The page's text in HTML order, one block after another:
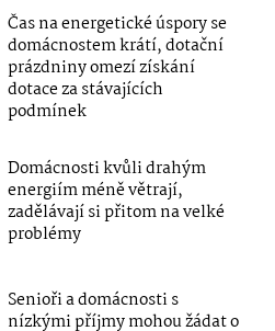
Čas na energetické úspory se
domácnostem krátí, dotační
prázdniny omezí získání
dotace za stávajících
podmínek
Domácnosti kvůli drahým
energiím méně větrají,
zadělávají si přitom na velké
problémy
Senioři a domácnosti s
nízkými příjmy mohou žádat o